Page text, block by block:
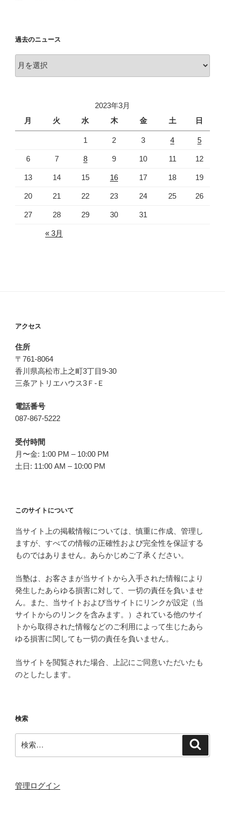
過去のニュース
去
ス
2023年3月
月
火 水 木 金 土 日
1 2 3 4 5
6 7 8 9 10 11 12
13 14 15 16 17 18 19
20 21 22 23 24 25 26
27 28 29 30 31
« 3月
アクセス
住所
〒761-8064
香川県高松市上之町3丁目9-30
三条アトリエハウス3Ｆ-Ｅ
電話番号
087-867-5222
受付時間
月〜金: 1:00 PM – 10:00 PM
土日: 11:00 AM – 10:00 PM
このサイトについて
当サイト上の掲載情報については、慎重に作成、管理し
ますが、すべての情報の正確性および完全性を保証する
ものではありません。あらかじめご了承ください。
当塾は、お客さまが当サイトから入手された情報により
発生したあらゆる損害に対して、一切の責任を負いませ
ん。また、当サイトおよび当サイトにリンクが設定（当
サイトからのリンクを含みます。）されている他のサイ
トから取得された情報などのご利用によって生じたあら
ゆる損害に関しても一切の責任を負いません。
当サイトを閲覧された場合、上記にご同意いただいたも
のとしたします。
検索
索:
管理ログイン